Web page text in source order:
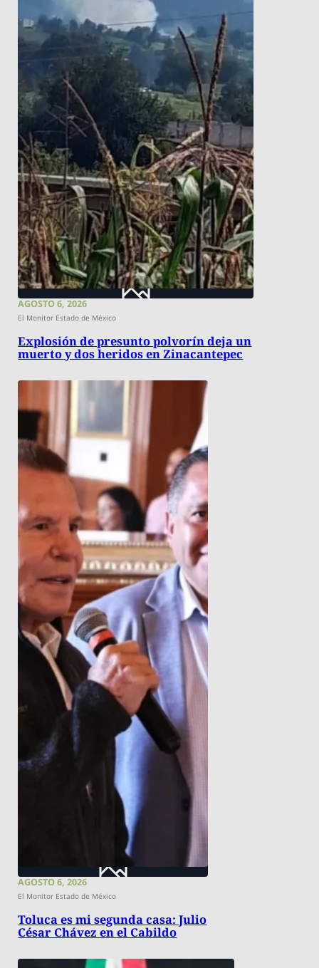
AGOSTO 6, 2026
El Monitor Estado de México
Explosión de presunto polvorín deja un
muerto y dos heridos en Zinacantepec
AGOSTO 6, 2026
El Monitor Estado de México
Toluca es mi segunda casa: Julio
César Chávez en el Cabildo